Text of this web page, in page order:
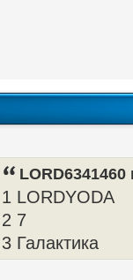
LORD6341460
1 LORDYODA
2 7
3 Галактика